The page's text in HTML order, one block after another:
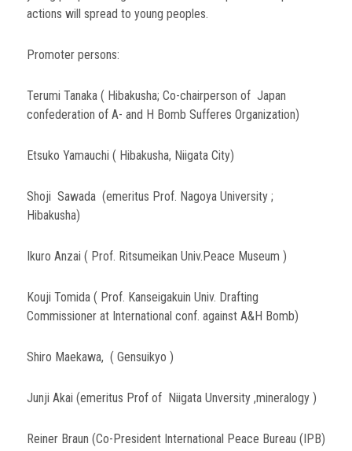
actions will spread to young peoples.
Promoter persons:
Terumi Tanaka ( Hibakusha; Co-chairperson of Japan
confederation of A- and H Bomb Sufferes Organization)
Etsuko Yamauchi ( Hibakusha, Niigata City)
Shoji Sawada (emeritus Prof. Nagoya University ;
Hibakusha)
Ikuro Anzai ( Prof. Ritsumeikan Univ.Peace Museum )
Kouji Tomida ( Prof. Kanseigakuin Univ. Drafting
Commissioner at International conf. against A&H Bomb)
Shiro Maekawa, ( Gensuikyo )
Junji Akai (emeritus Prof of Niigata Unversity ,mineralogy )
Reiner Braun (Co-President International Peace Bureau (IPB)